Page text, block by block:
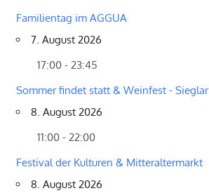
Familientag im AGGUA
7. August 2026
17:00 - 23:45
Sommer findet statt & Weinfest - Sieglar
8. August 2026
11:00 - 22:00
Festival der Kulturen & Mitteraltermarkt
8. August 2026